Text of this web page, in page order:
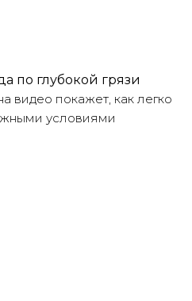
по глубокой грязи
видео покажет, как легко
условиями